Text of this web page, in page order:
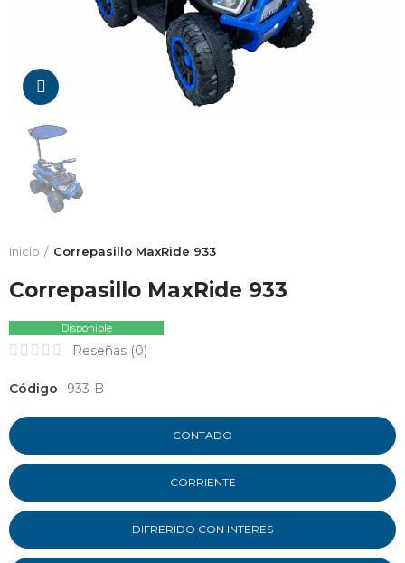
Da click para agrandar
Inicio Correpasillo MaxRide 933
Correpasillo MaxRide 933
Disponible
Reseñas (0)
Código 933-B
CONTADO
CORRIENTE
DIFRERIDO CON INTERES